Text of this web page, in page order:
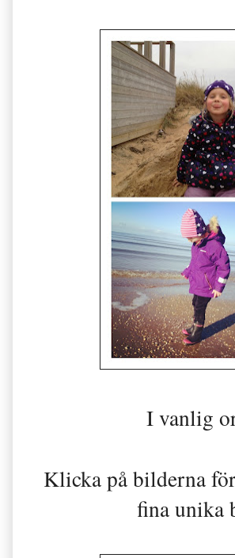
I vanlig
Klicka på bilderna
fina unika